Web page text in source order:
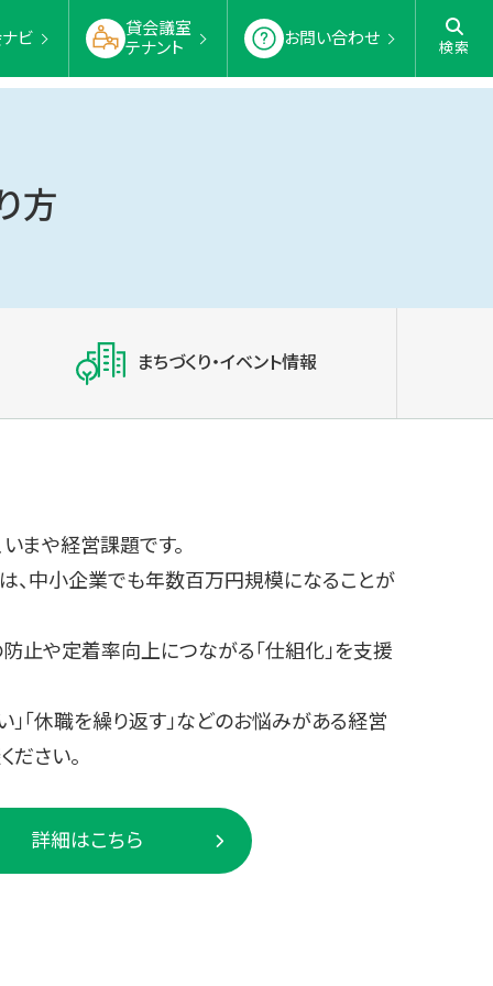
ビ
貸会議室
テナント
お問い合わせ 検索
方
まちづくり・イベント情報
まや経営課題です。
、中小企業でも年数百万円規模になることが
や定着率向上につながる「仕組化」を支援
「休職を繰り返す」などのお悩みがある経営
ださい。
詳細はこちら